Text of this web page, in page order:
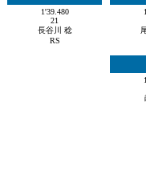
1'39.480
21
長谷川 稔
RS